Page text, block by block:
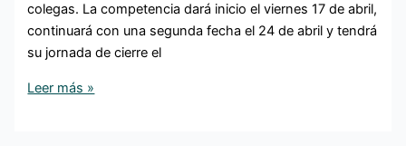
colegas. La competencia dará inicio el viernes 17 de abril,
continuará con una segunda fecha el 24 de abril y tendrá
su jornada de cierre el
Leer más »